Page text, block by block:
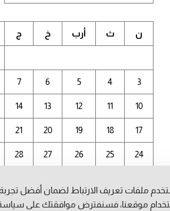
أغسطس 2026
ن ث أرب خ ج
3
4
5
6
7
10
11
12
13
14
17
18
19
20
21
24
25
26
27
28
ملفات تعريف الارتباط لضمان أفضل
موقعنا، فسنفترض موافقتك على سياسة